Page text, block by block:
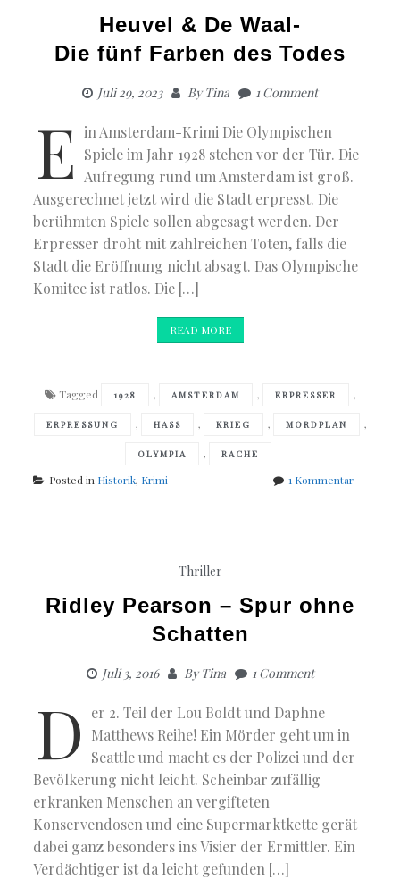
Heuvel & De Waal-
Die fünf Farben des Todes
Juli 29, 2023 ByTina 1 Comment
E in Amsterdam-Krimi Die Olympischen
Spiele im Jahr 1928 stehen vor der Tür. Die
Aufregung rund um Amsterdam ist groß.
Ausgerechnet jetzt wird die Stadt erpresst. Die
berühmten Spiele sollen abgesagt werden. Der
Erpresser droht mit zahlreichen Toten, falls die
Stadt die Eröffnung nicht absagt. Das Olympische
Komitee ist ratlos. Die […]
READ MORE
Tagged 1928 , AMSTERDAM , ERPRESSER ,
ERPRESSUNG , HASS , KRIEG , MORDPLAN ,
OLYMPIA , RACHE
Posted in Historik, Krimi 1 Kommentarzu
des
Thriller
Ridley Pearson – Spur ohne
Schatten
Juli 3, 2016 ByTina 1 Comment
D
er 2. Teil der Lou Boldt und Daphne
Matthews Reihe! Ein Mörder geht um in
Seattle und macht es der Polizei und der
Bevölkerung nicht leicht. Scheinbar zufällig
erkranken Menschen an vergifteten
Konservendosen und eine Supermarktkette gerät
dabei ganz besonders ins Visier der Ermittler. Ein
Verdächtiger ist da leicht gefunden […]